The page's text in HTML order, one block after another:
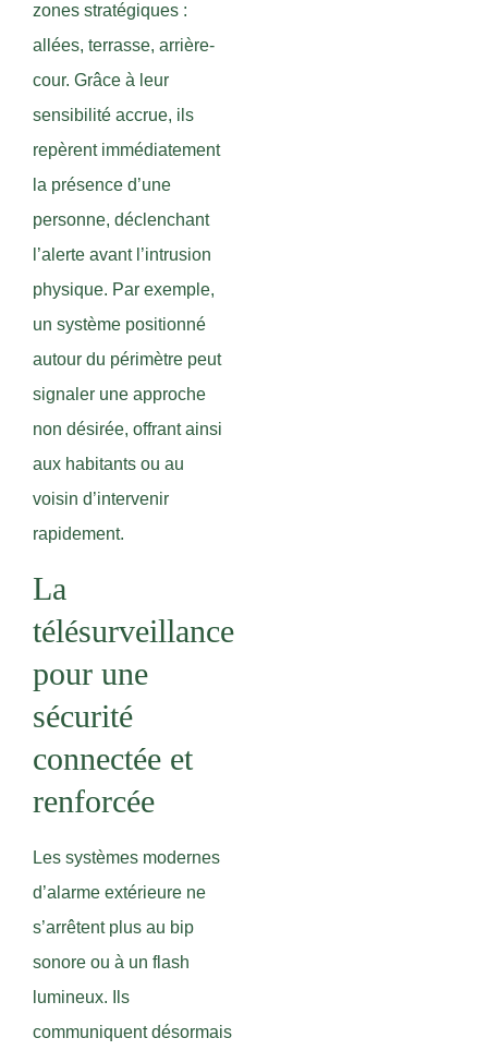
zones stratégiques :
allées, terrasse, arrière-
cour. Grâce à leur
sensibilité accrue, ils
repèrent immédiatement
la présence d’une
personne, déclenchant
l’alerte avant l’intrusion
physique. Par exemple,
un système positionné
autour du périmètre peut
signaler une approche
non désirée, offrant ainsi
aux habitants ou au
voisin d’intervenir
rapidement.
La
télésurveillance
pour une
sécurité
connectée et
renforcée
Les systèmes modernes
d’alarme extérieure ne
s’arrêtent plus au bip
sonore ou à un flash
lumineux. Ils
communiquent désormais